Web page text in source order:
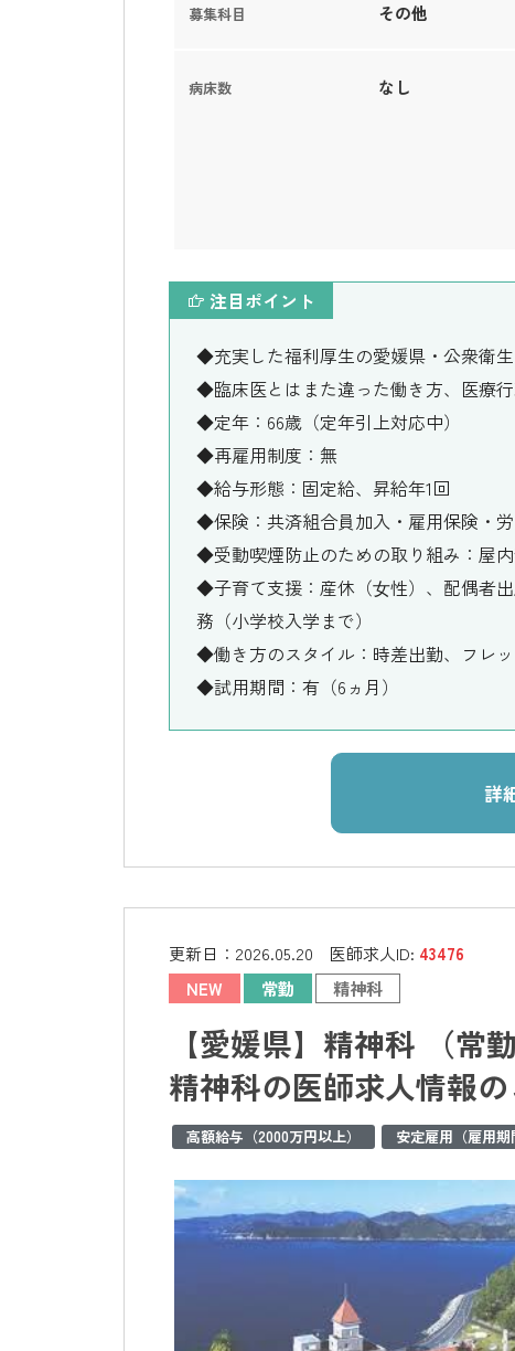
募集科目 その他
病床数 なし
注目ポイント
◆充実した福利厚生の愛媛県・公衆衛
◆臨床医とはまた違った働き方、医療
◆定年：66歳（定年引上対応中）
◆再雇用制度：無
◆給与形態：固定給、昇給年1回
◆保険：共済組合員加入・雇用保険・
◆受動喫煙防止のための取り組み：屋
◆子育て支援：産休（⼥性）、配偶者
務（小学校入学まで）
◆働き方のスタイル：時差出勤、フレ
◆試用期間：有（6ヵ月）
詳
更新日： 2026.05.20 医師求人ID: 43476
NEW
常勤 精神科
【愛媛県】精神科 （
精神科の医師求人情報
高額給与（2000万円以上） 安定雇用（雇用期